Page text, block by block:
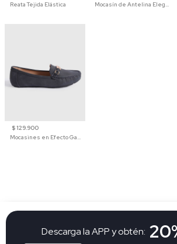
Reata Tejida Elástica
Mocasín de Antelina Elegante con Suela de Contraste Para Hombre
$ 129.900
Mocasines en Efecto Gamuzado Para Mujer
Descarga la APP y obtén: